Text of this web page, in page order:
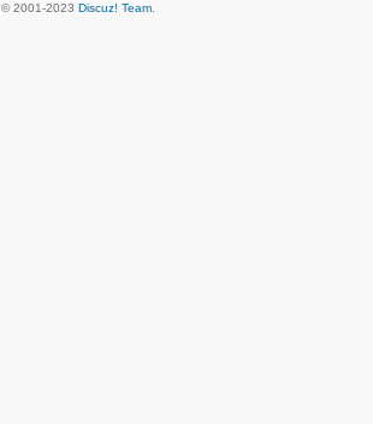
© 2001-2023 Discuz! Team